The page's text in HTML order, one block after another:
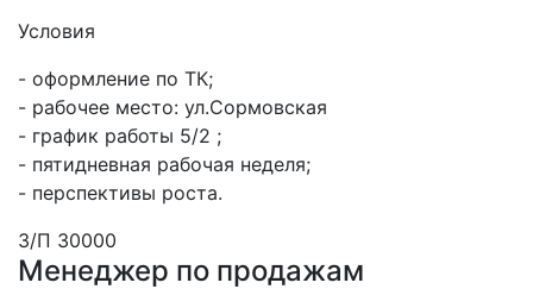
Условия
- оформление по ТК;
- рабочее место: ул.Сормовская
- график работы 5/2 ;
- пятидневная рабочая неделя;
- перспективы роста.
З/П 30000
Менеджер по продажам